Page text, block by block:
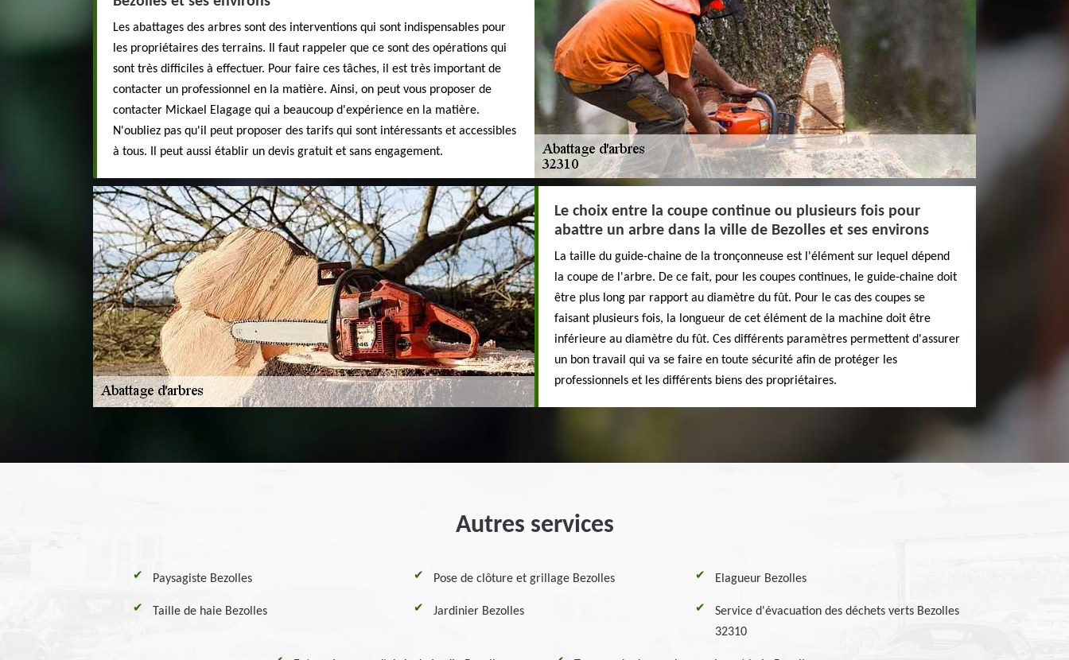
Les abattages des arbres sont des interventions qui sont indispensables pour
les propriétaires des terrains. Il faut rappeler que ce sont des opérations qui
sont très difficiles à effectuer. Pour faire ces tâches, il est très important de
contacter un professionnel en la matière. Ainsi, on peut vous proposer de
contacter Mickael Elagage qui a beaucoup d'expérience en la matière.
N'oubliez pas qu'il peut proposer des tarifs qui sont intéressants et accessibles
à tous. Il peut aussi établir un devis gratuit et sans engagement.
Le choix entre la coupe continue ou plusieurs fois pour
abattre un arbre dans la ville de Bezolles et ses environs
La taille du guide-chaine de la tronçonneuse est l'élément sur lequel dépend
la coupe de l'arbre. De ce fait, pour les coupes continues, le guide-chaine doit
être plus long par rapport au diamètre du fût. Pour le cas des coupes se
faisant plusieurs fois, la longueur de cet élément de la machine doit être
inférieure au diamètre du fût. Ces différents paramètres permettent d'assurer
un bon travail qui va se faire en toute sécurité afin de protéger les
professionnels et les différents biens des propriétaires.
Autres services
Paysagiste Bezolles Pose de clôture et grillage Bezolles Elagueur Bezolles
Taille de haie Bezolles Jardinier Bezolles
Service d'évacuation des déchets verts Bezolles
32310